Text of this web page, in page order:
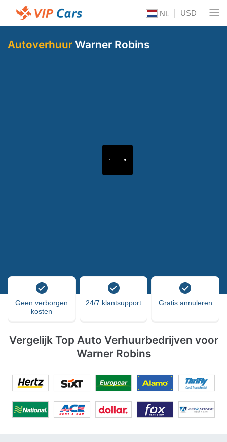
NL USD
Autoverhuur Warner Robins
Geen verborgen
kosten
24/7 klantsupport Gratis annuleren
Vergelijk Top Auto Verhuurbedrijven voor
Warner Robins